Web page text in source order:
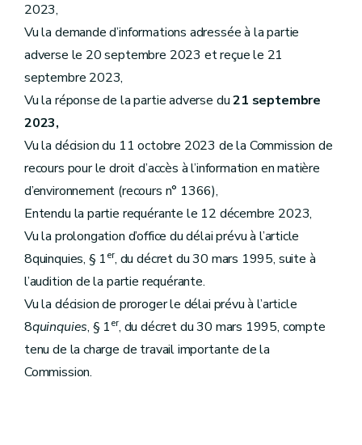
2023,
Vu la demande d’informations adressée à la partie
adverse le 20 septembre 2023 et reçue le 21
septembre 2023,
Vu la réponse de la partie adverse du21 septembre
2023,
Vu la décision du 11 octobre 2023 de la Commission de
recours pour le droit d’accès à l’information en matière
d’environnement (recours n° 1366),
Entendu la partie requérante le 12 décembre 2023,
Vu la prolongation d’office du délai prévu à l’article
8quinquies, § 1er, du décret du 30 mars 1995, suite à
l’audition de la partie requérante.
Vu la décision de proroger le délai prévu à l’article
8quinquies, § 1er, du décret du 30 mars 1995, compte
tenu de la charge de travail importante de la
Commission.